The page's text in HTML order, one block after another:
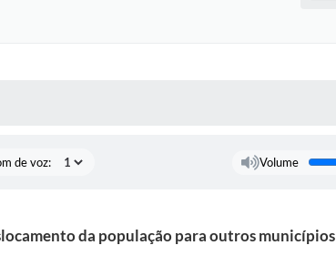
de voz: Volume
da população para outros municípios